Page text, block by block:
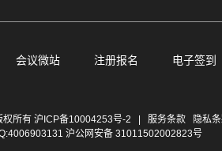
会议微站 注册报名 电子签到
权所有 沪ICP备10004253号-2 服务条款
隐私
沪公网安备 31011502002823号